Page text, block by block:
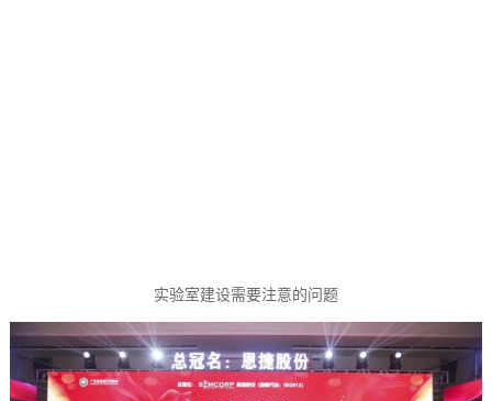
实验室建设需要注意的问题